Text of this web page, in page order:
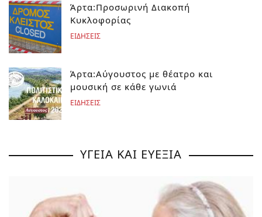
Άρτα:Προσωρινή Διακοπή
Κυκλοφορίας
ΕΙΔΗΣΕΙΣ
Άρτα:Αύγουστος με θέατρο και
μουσική σε κάθε γωνιά
ΕΙΔΗΣΕΙΣ
ΥΓΕΙΑ ΚΑΙ ΕΥΕΞΙΑ